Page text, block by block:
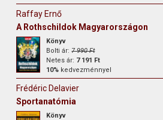
Raffay Ernő
A Rothschildok Magyarországon
Könyv
Bolti ár:7 990 Ft
Netes ár: 7 191 Ft
10% kedvezménnyel
Frédéric Delavier
Sportanatómia
Könyv